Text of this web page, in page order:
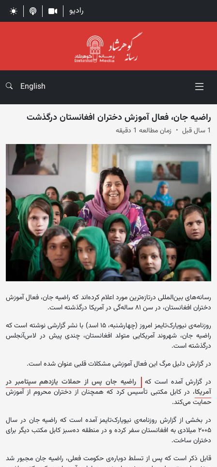
رادیو
English
راضیه جان، فعال آموزش دختران افغانستان درگذشت
1 سال قبل زمان مطالعه 1 دقیقه
رسانه‌های بین‌المللی درتازه‌ترین مورد اعلام کرده‌اند که راضیه جان، فعال آموزش
دختران افغانستان، در سن ۸۱ ساله‌گی در آمریکا درگذشته است.
روزنامه‌ی نیویارک‌تایمز امروز (چهارشنبه، ۱۵ اسد) با نشر گزارشی نوشته است که
راضیه جان، شهروند آمریکایی متولد افغانستان، چندی پیش در لاس‌آنجلس
درگذشته است.
در گزارش دلیل مرگ این فعال آموزشی مشکلات قلبی عنوان شده است.
در گزارش آمده است که
راضیه جان پس از حملات یازدهم سپتامبر در
آمریکا، در کابل مکتبی تأسیس کرد که همچنان از دختران محروم از آموزش
حمایت می‌کند.
در بخشی از گزارش روزنامه‌ی نیویارک‌تایمز آمده است که راضیه جان در سال
۲۰۰۵ میلادی به افغانستان سفر کرده و در منطقه ده‌سبز کابل مکتب دیگر برای
دختران ساخت.
قابل ذکر است که پس از تسلط دوباره‌ی حکومت فعلی، راضیه جان مجبور شد